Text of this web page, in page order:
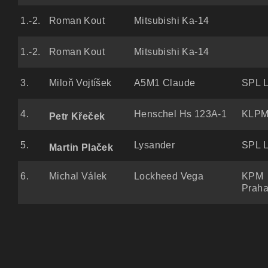
1.-2. Roman Kout Mitsubishi Ka-14
1.-2. Roman Kout Mitsubishi Ka-14
3. Miloň Vojtíšek A5M1 Claude SPL
4. Petr Křeček Henschel Hs 123A-1
5. Martin Plaček Lysander SPL
6. Michal Válek Lockheed Vega
Praha